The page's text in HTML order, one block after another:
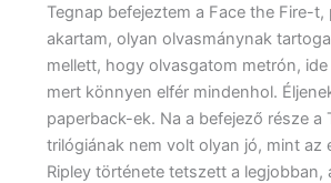
Tegnap befejeztem a Face the Fire-t,
akartam, olyan olvasmánynak
mellett, hogy olvasgatom metrón,
mert könnyen elfér mindenhol.
paperback-ek. Na a befejező része a
trilógiának nem volt olyan jó, mint az
Ripley története tetszett a legjobban,